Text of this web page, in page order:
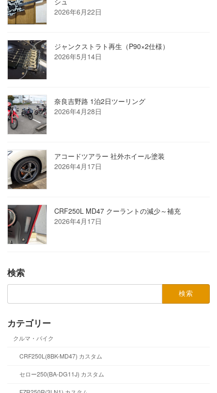
2026年6月22日
ジャンクストラト再生（P90×2仕様）
2026年5月14日
奈良吉野路 1泊2日ツーリング
2026年4月28日
アコードツアラー 社外ホイール塗装
2026年4月17日
CRF250L MD47 クーラントの減少～補充
2026年4月17日
検索
検
カテゴリー
クルマ・バイク
CRF250L(8BK-MD47) カスタム
セロー250(BA-DG11J) カスタム